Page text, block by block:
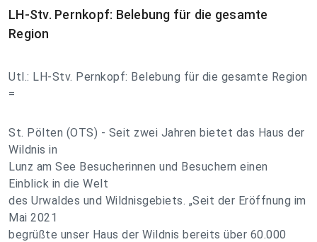
LH-Stv. Pernkopf: Belebung für die gesamte
Region
Utl.: LH-Stv. Pernkopf: Belebung für die gesamte Region
=
St. Pölten (OTS) - Seit zwei Jahren bietet das Haus der
Wildnis in
Lunz am See Besucherinnen und Besuchern einen
Einblick in die Welt
des Urwaldes und Wildnisgebiets. „Seit der Eröffnung im
Mai 2021
begrüßte unser Haus der Wildnis bereits über 60.000